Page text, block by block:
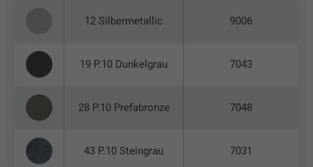
12 Silbermetallic 9006
19 P.10 Dunkelgrau 7043
28 P.10 Prefabronze 7048
43 P.10 Steingrau 7031